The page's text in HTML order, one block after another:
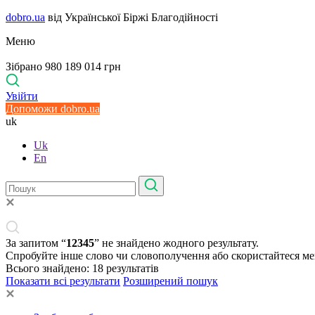
dobro.ua від Української Біржі Благодійності
Меню
Зібрано 980 189 014 грн
Увійти
Допоможи dobro.ua
uk
Uk
En
За запитом “12345” не знайдено жодного результату.
Спробуйте інше слово чи словополучення або скористайтеся
Всього знайдено: 18 результатів
Показати всі результати Розширений пошук